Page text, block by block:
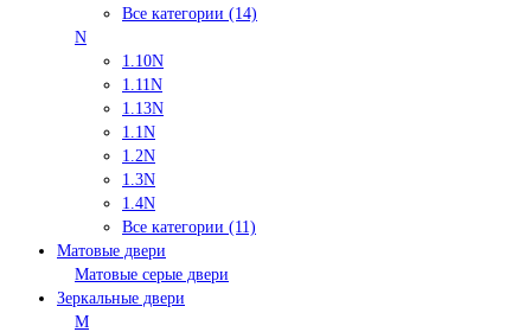
Все категории (14)
N
1.10N
1.11N
1.13N
1.1N
1.2N
1.3N
1.4N
Все категории (11)
Матовые двери
Матовые серые двери
Зеркальные двери
M